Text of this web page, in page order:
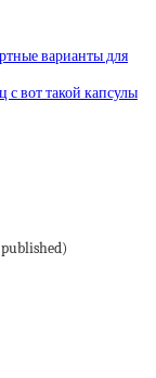
варианты для
с вот такой капсулы